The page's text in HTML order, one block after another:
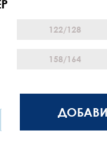
122/128
158/164